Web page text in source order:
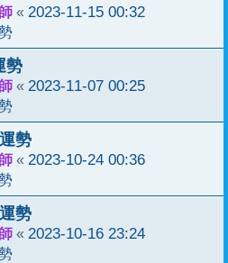
« 2023-11-15 00:32
勢
« 2023-11-07 00:25
勢
« 2023-10-24 00:36
勢
« 2023-10-16 23:24